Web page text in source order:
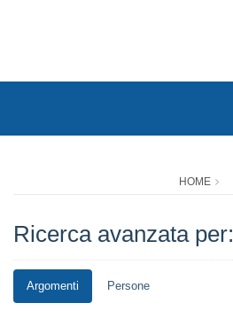
HOME
Ricerca avanzata per:
Argomenti Persone